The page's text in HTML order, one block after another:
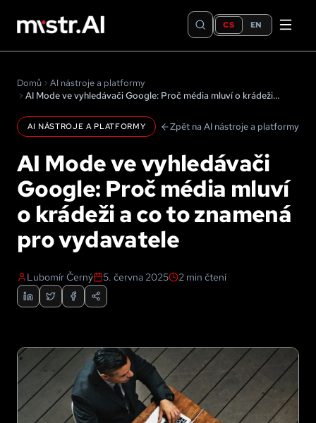
CS EN
Domů
AI nástroje a platformy
AI Mode ve vyhledávači Google: Proč média mluví o krádeži a co to znamená pro vydavatele
AI NÁSTROJE A PLATFORMY Zpět na AI nástroje a platformy
AI Mode ve vyhledávači
Google: Proč média mluví
o krádeži a co to znamená
pro vydavatele
Lubomír Černý 5. června 2025 2 min čtení